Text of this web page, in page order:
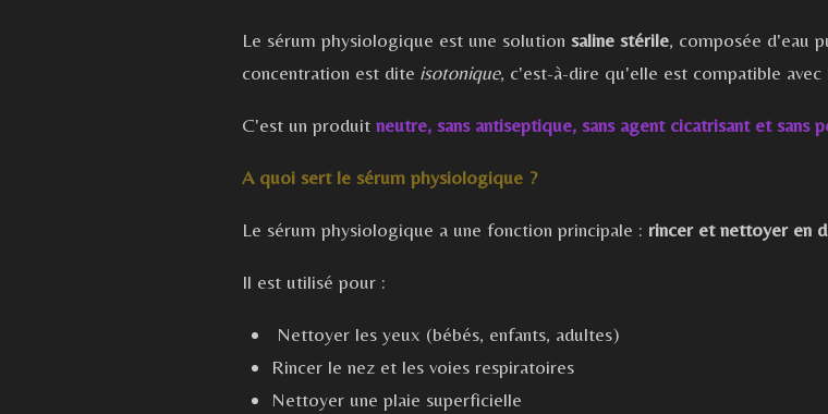
Le sérum physiologique est une solution saline stérile, composée d'eau
concentration est dite isotonique, c'est-à-dire qu'elle est compatible avec
C'est un produit neutre, sans antiseptique, sans agent cicatrisant et sans
A quoi sert le sérum physiologique ?
Le sérum physiologique a une fonction principale : rincer et nettoyer en
Il est utilisé pour :
Nettoyer les yeux (bébés, enfants, adultes)
Rincer le nez et les voies respiratoires
Nettoyer une plaie superficielle